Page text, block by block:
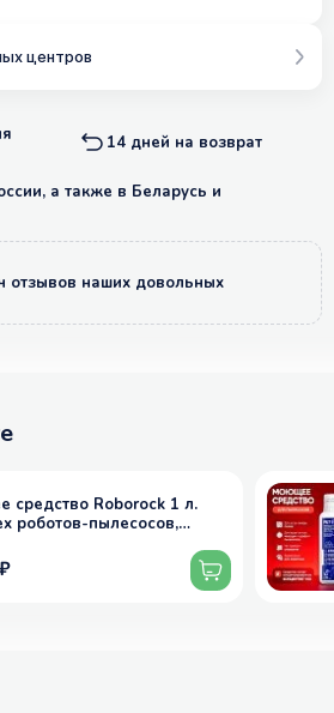
центров
14 дней на возврат
а также в Беларусь и
отзывов наших довольных
средство Roborock 1 л.
роботов-пылесосов,